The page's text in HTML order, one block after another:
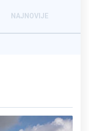
NAJNOVIJE